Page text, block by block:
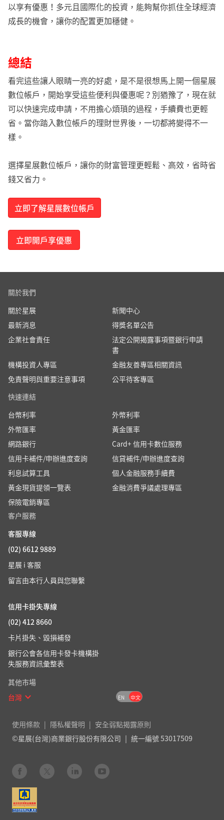
以享有優惠！多元且國際化的投資，能夠幫你抓住全球經濟
成長的機會，讓你的配置更加穩健。
總結
看完這些讓人眼睛一亮的好處，是不是很想馬上開一個星展
數位帳戶，開始享受這些便利與優惠呢？別猶豫了，現在就
可以快速完成申請，不用擔心煩瑣的過程，手續費也更輕
省。當你踏入數位帳戶的理財世界後，一切都將變得不一
樣。
選擇星展數位帳戶，讓你的財富管理更輕鬆、高效，省時省
錢又省力。
立即了解星展數位帳戶
立即開戶享優惠
關於我們
關於星展
新聞中心
最新消息
得獎名單公告
企業社會責任
法定公開揭露事項暨銀行申請
書
機構投資人專區
金融友善專區相關資訊
免責聲明與重要注意事項
公平待客專區
快速連結
台幣利率
外幣利率
外幣匯率
黃金匯率
網路銀行
Card+ 信用卡數位服務
信用卡補件/申辦進度查詢
信貸補件/申辦進度查詢
利息試算工具
個人金融服務手續費
黃金現貨提領一覽表
金融消費爭議處理專區
保險電銷專區
客户服務
客服專線
(02) 6612 9889
星展 i 客服
留言由本行人員與您聯繫
信用卡掛失專線
(02) 412 8660
卡片掛失、毀損補發
銀行公會各信用卡發卡機構掛
失服務資訊彙整表
其他市場
台灣
EN 中文
使用條款 隱私權聲明
安全弱點揭露原則
©星展(台灣)商業銀行股份有限公司
統一編號 53017509